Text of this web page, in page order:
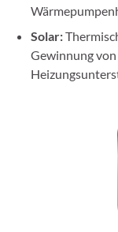
Solar:
Gewinnung